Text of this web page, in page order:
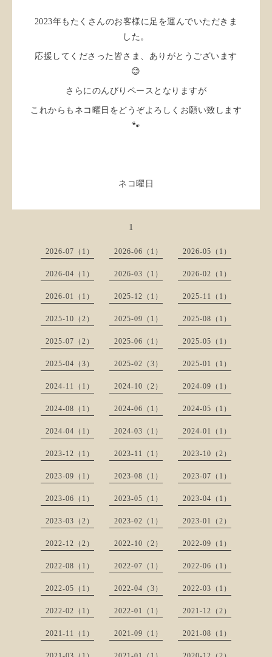
2023年もたくさんのお客様に足を運んでいただきま
した。
応援してくださった皆さま、ありがとうございます
😊
さらにのんびりペースとなりますが
これからもネコ曜日をどうぞよろしくお願い致します
🐾
ネコ曜日
1
2026-07（1） 2026-06（1） 2026-05（1）
2026-04（1） 2026-03（1） 2026-02（1）
2026-01（1） 2025-12（1） 2025-11（1）
2025-10（2） 2025-09（1） 2025-08（1）
2025-07（2） 2025-06（1） 2025-05（1）
2025-04（3） 2025-02（3） 2025-01（1）
2024-11（1） 2024-10（2） 2024-09（1）
2024-08（1） 2024-06（1） 2024-05（1）
2024-04（1） 2024-03（1） 2024-01（1）
2023-12（1） 2023-11（1） 2023-10（2）
2023-09（1） 2023-08（1） 2023-07（1）
2023-06（1） 2023-05（1） 2023-04（1）
2023-03（2） 2023-02（1） 2023-01（2）
2022-12（2） 2022-10（2） 2022-09（1）
2022-08（1） 2022-07（1） 2022-06（1）
2022-05（1） 2022-04（3） 2022-03（1）
2022-02（1） 2022-01（1） 2021-12（2）
2021-11（1） 2021-09（1） 2021-08（1）